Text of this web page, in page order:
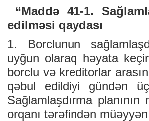
“Maddə 41-1.
edilməsi qaydası
1. Borclunun
uyğun olaraq həyata
borclu və kreditorlar
qəbul edildiyi gündən
Sağlamlaşdırma
orqanı tərəfindən